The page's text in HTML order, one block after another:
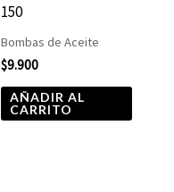
150
Bombas de Aceite
$9.900
AÑADIR AL
CARRITO